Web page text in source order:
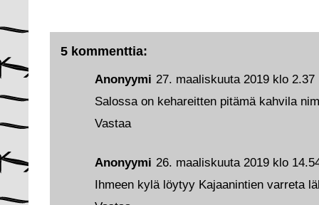
5 kommenttia:
Anonyymi 26. maaliskuuta 2019 klo
Ihmeen kylä löytyy Kajaanintien varreta
Anonyymi 27. maaliskuuta 2019 klo 2.37
Salossa on kehareitten pitämä kahvila
Vastaa